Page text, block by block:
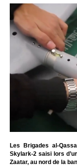
Les Brigades al-
Skylark-2 saisi lors
Zaatar, au nord de la